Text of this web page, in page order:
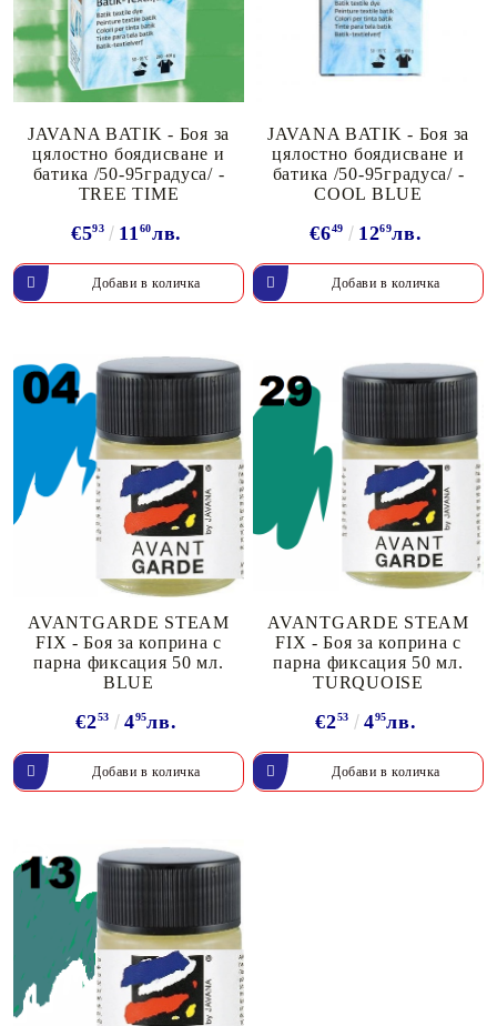
JAVANA BATIK - Боя за
цялостно боядисване и
батика /50-95градуса/ -
TREE TIME
€593 11 60лв.
JAVANA BATIK - Боя за
цялостно боядисване и
батика /50-95градуса/ -
COOL BLUE
€649 1269лв.
AVANTGARDE STEAM
FIX - Боя за коприна с
парна фиксация 50 мл.
BLUE
€253 495лв.
AVANTGARDE STEAM
FIX - Боя за коприна с
парна фиксация 50 мл.
TURQUOISE
€253 495лв.